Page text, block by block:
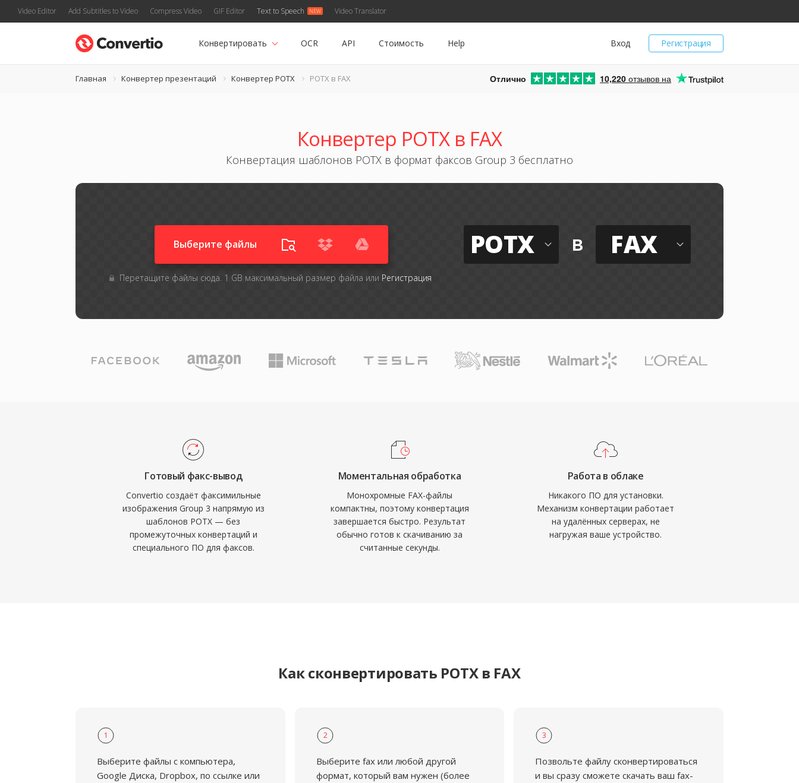
Video Editor Add Subtitles to Video Compress Video GIF Editor Text to Speech Video Translator
Регистрация
Вход
Конвертировать OCR API Стоимость Help
Главная Конвертер презентаций Конвертер POTX POTX в FAX Отлично 10,220 отзывов на
Конвертер POTX в FAX
Конвертация шаблонов POTX в формат факсов Group 3 бесплатно
Выберите файлы
Перетащите файлы сюда. 1 GB максимальный размер файла или Регистрация
POTX в FAX
Готовый факс-вывод
Convertio создаёт факсимильные
изображения Group 3 напрямую из
шаблонов POTX — без
промежуточных конвертаций и
специального ПО для факсов.
Моментальная обработка
Монохромные FAX-файлы
компактны, поэтому конвертация
завершается быстро. Результат
обычно готов к скачиванию за
считанные секунды.
Работа в облаке
Никакого ПО для установки.
Механизм конвертации работает
на удалённых серверах, не
нагружая ваше устройство.
Как сконвертировать POTX в FAX
1
Выберите файлы с компьютера,
Google Диска, Dropbox, по ссылке или
2
Выберите fax или любой другой
формат, который вам нужен (более
3
Позвольте файлу сконвертироваться
и вы сразу сможете скачать ваш fax-